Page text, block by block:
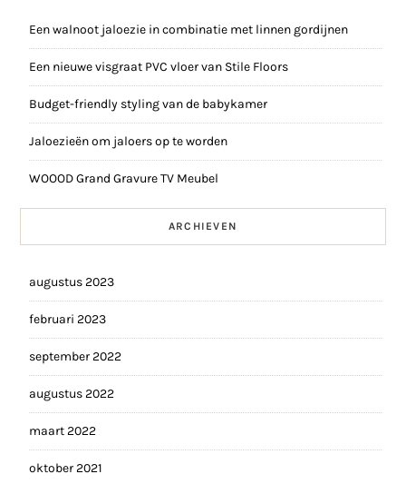
Een walnoot jaloezie in combinatie met linnen gordijnen
Een nieuwe visgraat PVC vloer van Stile Floors
Budget-friendly styling van de babykamer
Jaloezieën om jaloers op te worden
WOOOD Grand Gravure TV Meubel
ARCHIEVEN
augustus 2023
februari 2023
september 2022
augustus 2022
maart 2022
oktober 2021